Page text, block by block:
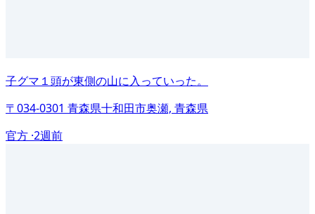
子グマ１頭が東側の山に入っていった。
〒034-0301 青森県十和田市奥瀬, 青森県
官方 ·2週前